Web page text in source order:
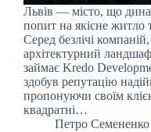
Львів — місто, що
попит на якісне житло
Серед безлічі
архітектурний
займає Kredo
здобув репутацію
пропонуючи своїм
квадратні…
Петро Семененко